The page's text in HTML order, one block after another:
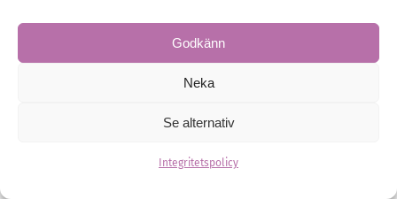
Godkänn
Neka
Se alternativ
Integritetspolicy